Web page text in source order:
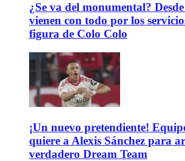
¿Se va del monumental?
vienen con todo por los
figura de Colo Colo
¡Un nuevo pretendiente!
quiere a Alexis Sánchez para
verdadero Dream Team